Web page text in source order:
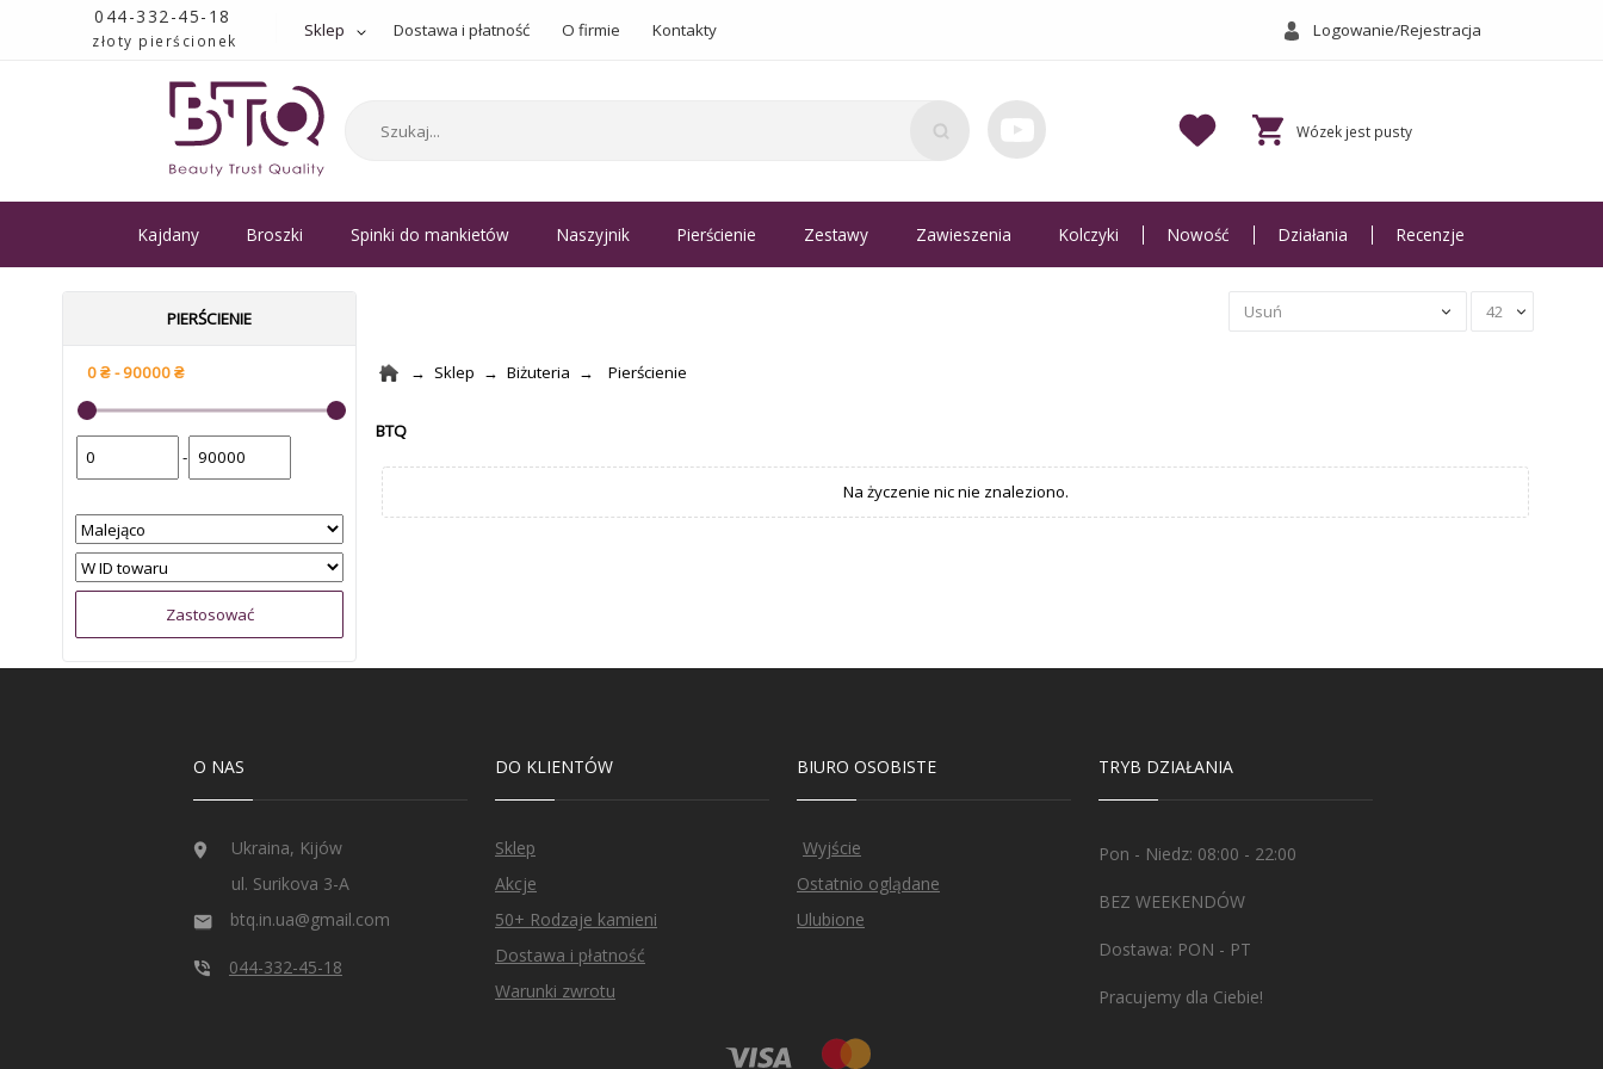
044-332-45-18
złoty pierścionek Sklep Dostawa i płatność O firmie Kontakty Logowanie/Rejestracja
Kajdany Broszki Spinki do mankietów Naszyjnik Pierścienie Zestawy Zawieszenia Kolczyki Nowość Działania Recenzje
PIERŚCIENIE
-
Sklep Biżuteria Pierścienie
BTQ
O NAS
Ukraina, Kijów
ul. Surikova 3-A
btq.in.ua@gmail.com
044-332-45-18
DO KLIENTÓW
Sklep
Akcje
50+ Rodzaje kamieni
Dostawa i płatność
Warunki zwrotu
BIURO OSOBISTE
Wyjście
Ostatnio oglądane
Ulubione
TRYB DZIAŁANIA
Pon - Niedz: 08:00 - 22:00
BEZ WEEKENDÓW
Dostawa: PON - PT
Pracujemy dla Ciebie!